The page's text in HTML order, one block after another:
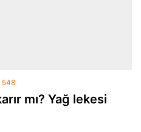
548
mı? Yağ lekesi